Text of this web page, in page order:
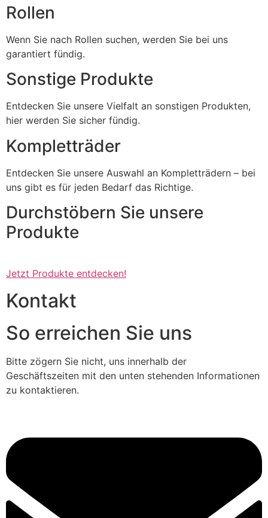
Rollen
Wenn Sie nach Rollen suchen, werden Sie bei uns
garantiert fündig.
Sonstige Produkte
Entdecken Sie unsere Vielfalt an sonstigen Produkten,
hier werden Sie sicher fündig.
Kompletträder
Entdecken Sie unsere Auswahl an Kompletträdern – bei
uns gibt es für jeden Bedarf das Richtige.
Durchstöbern Sie unsere
Produkte
Jetzt Produkte entdecken!
Kontakt
So erreichen Sie uns
Bitte zögern Sie nicht, uns innerhalb der
Geschäftszeiten mit den unten stehenden Informationen
zu kontaktieren.